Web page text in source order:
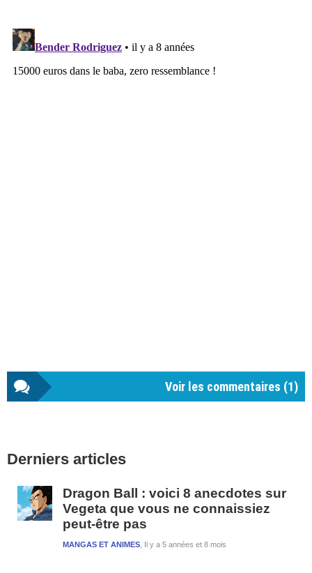
Voir les commentaires (1)
latérale
Derniers articles
Dragon Ball : voici 8 anecdotes sur
Vegeta que vous ne connaissiez
peut-être pas
Il y a 5 années et 8 mois
MANGAS ET ANIMES